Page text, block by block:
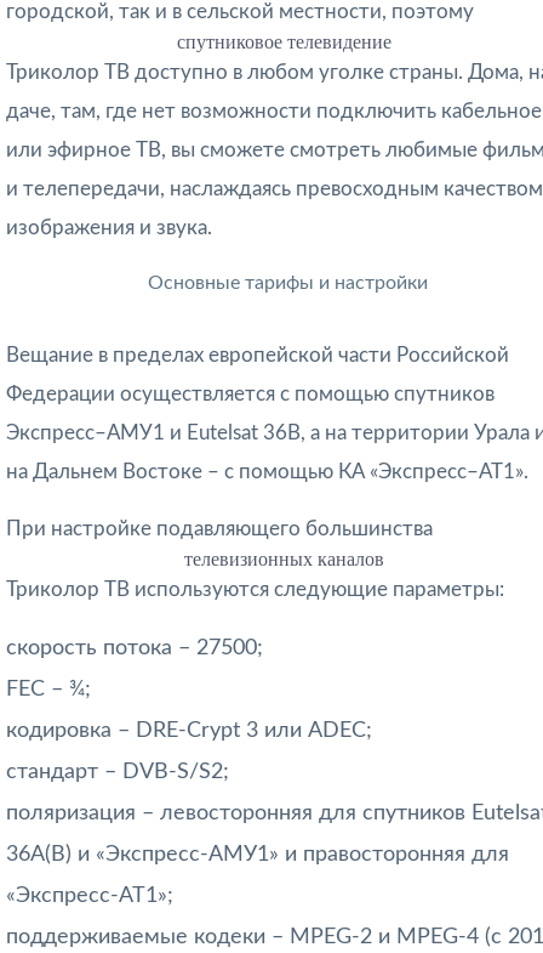
городской, так и в сельской местности, поэтому
спутниковое телевидение
Триколор ТВ доступно в любом уголке страны. Дома,
даче, там, где нет возможности подключить кабельное
или эфирное ТВ, вы сможете смотреть любимые
и телепередачи, наслаждаясь превосходным качеством
изображения и звука.
Основные тарифы и настройки
Вещание в пределах европейской части Российской
Федерации осуществляется с помощью спутников
Экспресс–АМУ1 и Eutelsat 36B, а на территории Урала
на Дальнем Востоке – с помощью КА «Экспресс–АТ1».
При настройке подавляющего большинства
телевизионных каналов
Триколор ТВ используются следующие параметры:
скорость потока – 27500;
FEC – ¾;
кодировка – DRE-Crypt 3 или ADEC;
стандарт – DVB-S/S2;
поляризация – левосторонняя для спутников
36A(В) и «Экспресс-АМУ1» и правосторонняя для
«Экспресс-АТ1»;
поддерживаемые кодеки – MPEG-2 и MPEG-4 (с